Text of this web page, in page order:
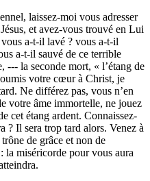
laissez-moi vous adresser
et avez-vous trouvé en Lui
a-t-il lavé ? vous a-t-il
a-t-il sauvé de ce terrible
--- la seconde mort, « l’étang de
votre cœur à Christ, je
Ne différez pas, vous n’en
votre âme immortelle, ne jouez
cet étang ardent. Connaissez-
? Il sera trop tard alors. Venez à
de grâce et non de
la miséricorde pour vous aura